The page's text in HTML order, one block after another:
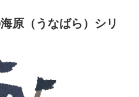
原（うなばら）シリ